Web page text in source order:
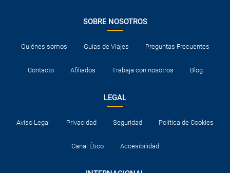
SOBRE NOSOTROS
Quiénes somos Guías de Viajes Preguntas Frecuentes
Contacto Afiliados Trabaja con nosotros Blog
LEGAL
Aviso Legal Privacidad Seguridad Política de Cookies
Canal Ético Accesibilidad